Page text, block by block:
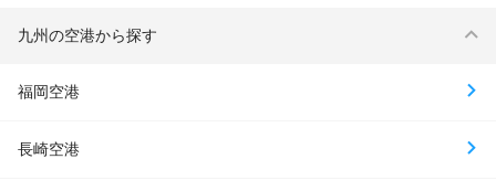
九州の空港から探す
福岡空港
長崎空港